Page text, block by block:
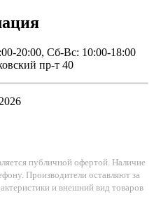
20:00, Сб-Вс: 10:00-18:00
пр-т 40
публичной офертой. Наличие
Производители оставляют за
и внешний вид товаров